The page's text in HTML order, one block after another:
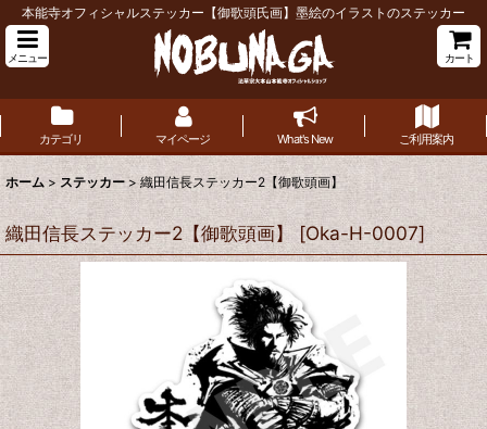
本能寺オフィシャルステッカー【御歌頭氏画】墨絵のイラストのステッカー
メニュー カート
カテゴリ マイページ What's New ご利用案内
ホーム > ステッカー > 織田信長ステッカー2【御歌頭画】
織田信長ステッカー2【御歌頭画】 [Oka-H-0007]